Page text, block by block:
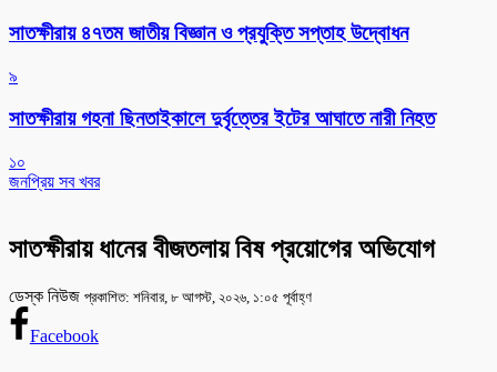
সাতক্ষীরায় ৪৭তম জাতীয় বিজ্ঞান ও প্রযুক্তি সপ্তাহ উদ্বোধন
৯
সাতক্ষীরায় গহনা ছিনতাইকালে দুর্বৃত্তের ইটের আঘাতে নারী নিহত
১০
জনপ্রিয় সব খবর
সাতক্ষীরায় ধানের বীজতলায় বিষ প্রয়োগের অভিযোগ
ডেস্ক নিউজ প্রকাশিত: শনিবার, ৮ আগস্ট, ২০২৬, ১:০৫ পূর্বাহ্ণ
Facebook